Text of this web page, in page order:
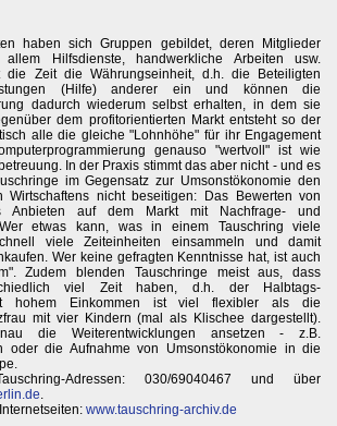
haben sich Gruppen gebildet, deren Mitglieder
Hilfsdienste, handwerkliche Arbeiten usw.
die Zeit die Währungseinheit, d.h. die Beteiligten
(Hilfe) anderer ein und können die
dadurch wiederum selbst erhalten, in dem sie
dem profitorientierten Markt entsteht so der
alle die gleiche "Lohnhöhe" für ihr Engagement
genauso "wertvoll" ist wie
In der Praxis stimmt das aber nicht - und es
im Gegensatz zur Umsonstökonomie den
Wirtschaftens nicht beseitigen: Das Bewerten von
Anbieten auf dem Markt mit Nachfrage- und
Wer etwas kann, was in einem Tauschring viele
viele Zeiteinheiten einsammeln und damit
Wer keine gefragten Kenntnisse hat, ist auch
Zudem blenden Tauschringe meist aus, dass
viel Zeit haben, d.h. der Halbtags-
hohem Einkommen ist viel flexibler als die
mit vier Kindern (mal als Klischee dargestellt).
die Weiterentwicklungen ansetzen - z.B.
oder die Aufnahme von Umsonstökonomie in die
Adressen: 030/69040467 und über
.
www.tauschring-archiv.de